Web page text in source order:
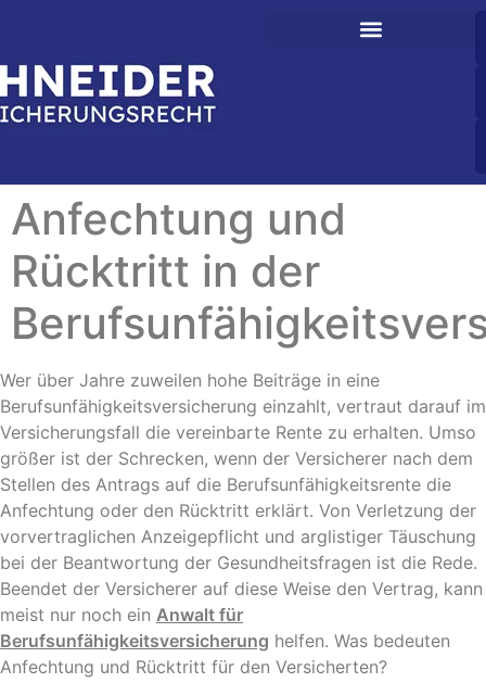
Anfechtung und
Rücktritt in der
Wer über Jahre zuweilen hohe Beiträge in eine
Berufsunfähigkeitsversicherung einzahlt, vertraut darauf im
Versicherungsfall die vereinbarte Rente zu erhalten. Umso
größer ist der Schrecken, wenn der Versicherer nach dem
Stellen des Antrags auf die Berufsunfähigkeitsrente die
Anfechtung oder den Rücktritt erklärt. Von Verletzung der
vorvertraglichen Anzeigepflicht und arglistiger Täuschung
bei der Beantwortung der Gesundheitsfragen ist die Rede.
Beendet der Versicherer auf diese Weise den Vertrag, kann
meist nur noch ein Anwalt für
Berufsunfähigkeitsversicherung helfen. Was bedeuten
Anfechtung und Rücktritt für den Versicherten?